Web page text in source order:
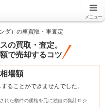
メニュー
ダ）の車買取・車査定
の買取・査定。
で売却するコツ
場額
ることができませんでした。
れた物件の価格を元に独自の集計ロジ